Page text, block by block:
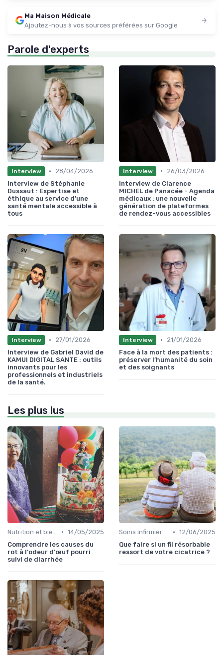
Ma Maison Médicale
Ajoutez-nous à vos sources préférées sur Google
Parole d'experts
Interview •
28/04/2026
Interview de Stéphanie
Dussaut : Expertise et
éthique au service d’une
santé mentale accessible à
tous
Interview •
26/03/2026
Interview de Clarence
MICHEL de Panacée - Agenda
médicaux : une nouvelle
génération de plateformes
de rendez-vous accessibles
Interview •
27/01/2026
Interview de Gabriel David de
KAMUI DIGITAL SANTE : outils
innovants pour les
professionnels et industriels
de la santé.
Interview •
21/01/2026
Face à la mort des patients :
préserver l’humanité du soin
et des soignants
Les plus lus
Nutrition et bien-être • 14/05/2025
Comprendre les causes du
rot à l'odeur d'œuf pourri
suivi de diarrhée
Soins infirmiers à domicile • 12/06/2025
Que faire si un fil résorbable
ressort de votre cicatrice ?